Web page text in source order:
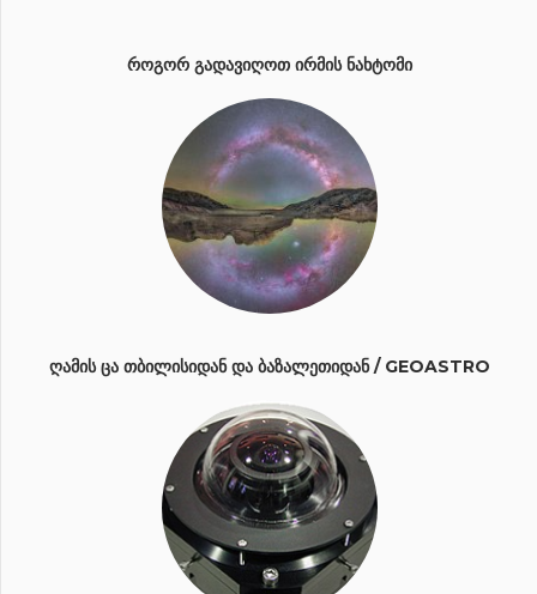
ᲠᲝᲒᲝᲠ ᲒᲐᲓᲐᲕᲘᲦᲝᲗ ᲘᲠᲛᲘᲡ ᲜᲐᲮᲢᲝᲛᲘ
ᲦᲐᲛᲘᲡ ᲪᲐ ᲗᲑᲘᲚᲘᲡᲘᲓᲐᲜ ᲓᲐ ᲑᲐᲖᲐᲚᲔᲗᲘᲓᲐᲜ / GEOASTRO